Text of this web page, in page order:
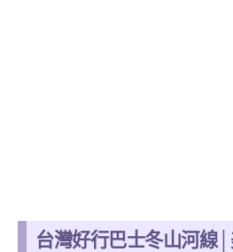
台灣好行巴士冬山河線